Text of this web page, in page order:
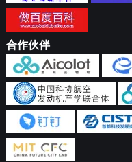
合作伙伴